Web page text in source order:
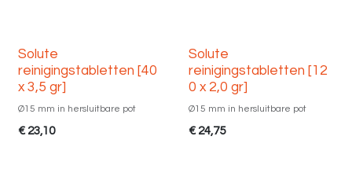
Solute
reinigingstabletten [40
x 3,5 gr]
Ø15 mm in hersluitbare pot
€ 23,10
Solute
reinigingstabletten [12
0 x 2,0 gr]
Ø15 mm in hersluitbare pot
€ 24,75